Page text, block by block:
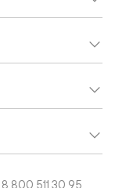
8 800 511 30 95